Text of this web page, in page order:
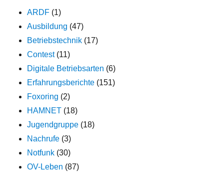
ARDF (1)
Ausbildung (47)
Betriebstechnik (17)
Contest(11)
Digitale Betriebsarten (6)
Erfahrungsberichte (151)
Foxoring (2)
HAMNET (18)
Jugendgruppe (18)
Nachrufe (3)
Notfunk (30)
OV-Leben (87)